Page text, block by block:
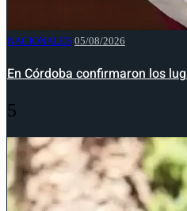
NACIONALES 05/08/2026
En Córdoba confirmaron los
5